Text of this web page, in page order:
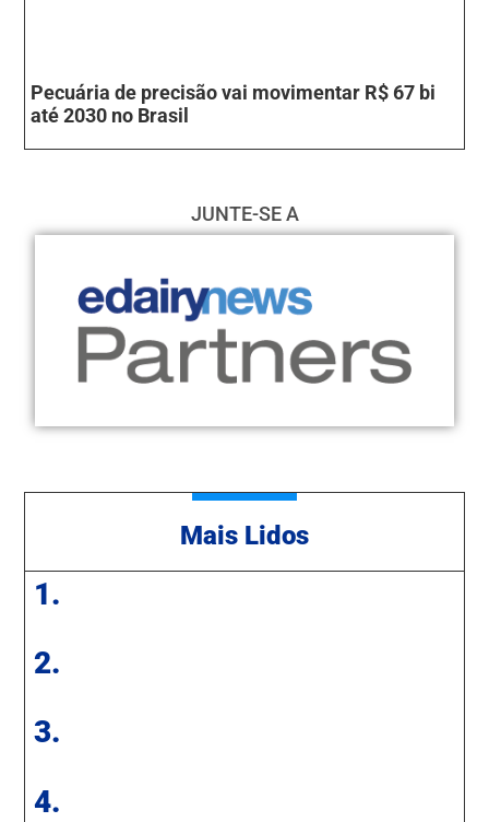
Pecuária de precisão vai movimentar R$ 67 bi
até 2030 no Brasil
JUNTE-SE A
Mais Lidos
1.
2.
3.
4.